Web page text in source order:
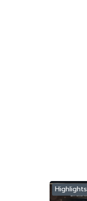
Highlights